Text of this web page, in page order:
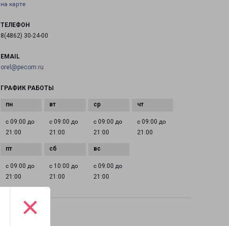
×
на карте
ТЕЛЕФОН
8(4862) 30-24-00
EMAIL
orel@pecom.ru
ГРАФИК РАБОТЫ
с 09:00 до
21:00
с 09:00 до
21:00
с 09:00 до
21:00
с 09:00 до
21:00
с 09:00 до
21:00
с 10:00 до
21:00
с 09:00 до
21:00